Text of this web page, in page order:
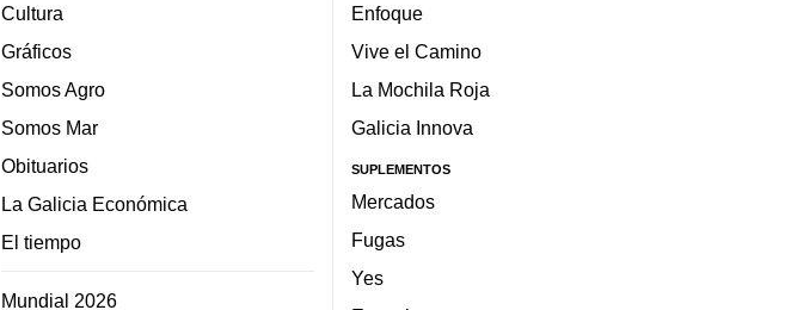
Cultura
Gráficos
Somos Agro
Somos Mar
Obituarios
La Galicia Económica
El tiempo
Mundial 2026
Enfoque
Vive el Camino
La Mochila Roja
Galicia Innova
SUPLEMENTOS
Mercados
Fugas
Yes